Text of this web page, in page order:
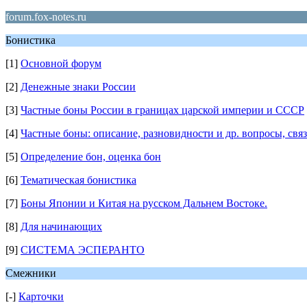
forum.fox-notes.ru
Бонистика
[1] Основной форум
[2] Денежные знаки России
[3] Частные боны России в границах царской империи и СССР
[4] Частные боны: описание, разновидности и др. вопросы,
[5] Определение бон, оценка бон
[6] Тематическая бонистика
[7] Боны Японии и Китая на русском Дальнем Востоке.
[8] Для начинающих
[9] СИСТЕМА ЭСПЕРАНТО
Смежники
[-] Карточки